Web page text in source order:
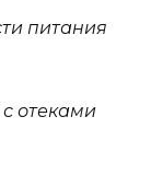
питания
с отеками